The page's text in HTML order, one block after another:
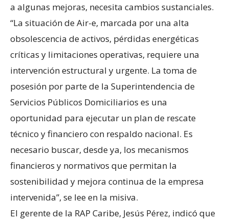
a algunas mejoras, necesita cambios sustanciales.
“La situación de Air-e, marcada por una alta
obsolescencia de activos, pérdidas energéticas
críticas y limitaciones operativas, requiere una
intervención estructural y urgente. La toma de
posesión por parte de la Superintendencia de
Servicios Públicos Domiciliarios es una
oportunidad para ejecutar un plan de rescate
técnico y financiero con respaldo nacional. Es
necesario buscar, desde ya, los mecanismos
financieros y normativos que permitan la
sostenibilidad y mejora continua de la empresa
intervenida”, se lee en la misiva.
El gerente de la RAP Caribe, Jesús Pérez, indicó que